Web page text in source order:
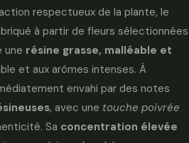
respectueux de la plante, le
à partir de fleurs sélectionnées
une résine grasse, malléable et
et aux arômes intenses. À
envahi par des notes
, avec une touche poivrée
Sa concentration élevée